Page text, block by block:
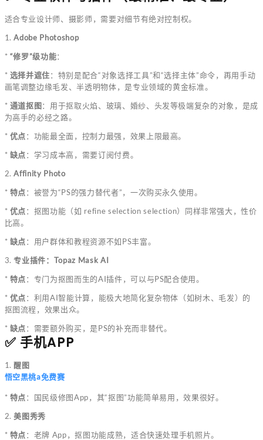
适合专业设计师、摄影师，需要对细节有绝对控制权。
1.Adobe Photoshop
* “修罗”级功能：
* 选择并遮住：特别是配合“对象选择工具”和“选择主体”命令，再用手动
画笔调整边缘毛发、半透明物体，是专业领域的黄金标准。
* 通道抠图：用于抠取火焰、玻璃、婚纱、头发等极端复杂的对象，是成
为高手的必经之路。
* 优点：功能最全面，控制力最强，效果上限最高。
* 缺点：学习成本高，需要订阅付费。
2.Affinity Photo
* 特点：被誉为“PS的强力替代者”，一次购买永久使用。
* 优点：抠图功能（如 refine selection selection）同样非常强大，性价
比高。
* 缺点：用户群体和教程资源不如PS丰富。
3.专业插件：Topaz Mask AI
* 特点：专门为抠图而生的AI插件，可以与PS配合使用。
* 优点：利用AI智能计算，能极大地简化复杂物体（如树木、毛发）的
抠图流程，效果出众。
* 缺点：需要额外购买，是PS的补充而非替代。
✅ 手机APP
1.醒图
悟空黑桃a免费赛
* 特点：国民级修图App，其“抠图”功能简单易用，效果很好。
2.美图秀秀
* 特点：老牌 App，抠图功能成熟，适合快速处理手机照片。